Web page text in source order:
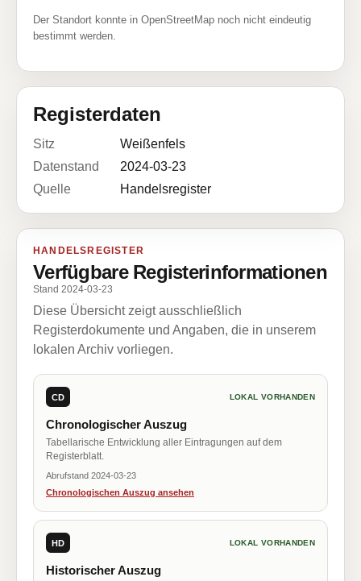
Der Standort konnte in OpenStreetMap noch nicht eindeutig
bestimmt werden.
Registerdaten
Sitz
Weißenfels
Datenstand
2024-03-23
Quelle
Handelsregister
HANDELSREGISTER
Verfügbare Registerinformationen
Stand 2024-03-23
Diese Übersicht zeigt ausschließlich
Registerdokumente und Angaben, die in unserem
lokalen Archiv vorliegen.
CD LOKAL VORHANDEN
Chronologischer Auszug
Tabellarische Entwicklung aller Eintragungen auf dem
Registerblatt.
Abrufstand 2024-03-23
Chronologischen Auszug ansehen
HD LOKAL VORHANDEN
Historischer Auszug